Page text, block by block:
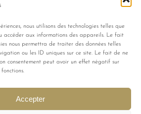
nous utilisons des technologies telles que
accéder aux informations des appareils. Le fait
nous permettra de traiter des données telles
ou les ID uniques sur ce site. Le fait de ne
consentement peut avoir un effet négatif sur
Accepter
KIGRIZ 30ml
108,00